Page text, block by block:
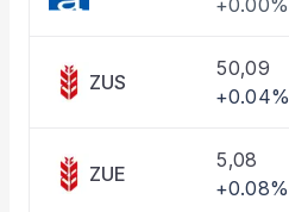
+0.00%
ZUS
50,09
+0.04%
ZUE
5,08
+0.08%